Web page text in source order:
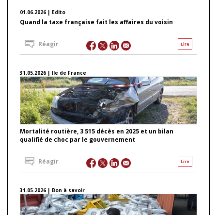
01.06.2026 | Edito
Quand la taxe française fait les affaires du voisin
Lire
Réagir
31.05.2026 | Ile de France
Mortalité routière, 3 515 décès en 2025 et un bilan
qualifié de choc par le gouvernement
Lire
Réagir
31.05.2026 | Bon à savoir